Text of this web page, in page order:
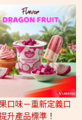
口味－重新定義口
升產品標準！